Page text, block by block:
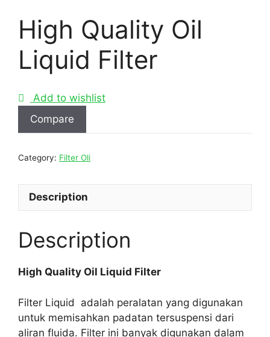
High Quality Oil
Liquid Filter
Add to wishlist
Compare
Category: Filter Oli
Description
Description
High Quality Oil Liquid Filter
Filter Liquid adalah peralatan yang digunakan
untuk memisahkan padatan tersuspensi dari
aliran fluida. Filter ini banyak digunakan dalam